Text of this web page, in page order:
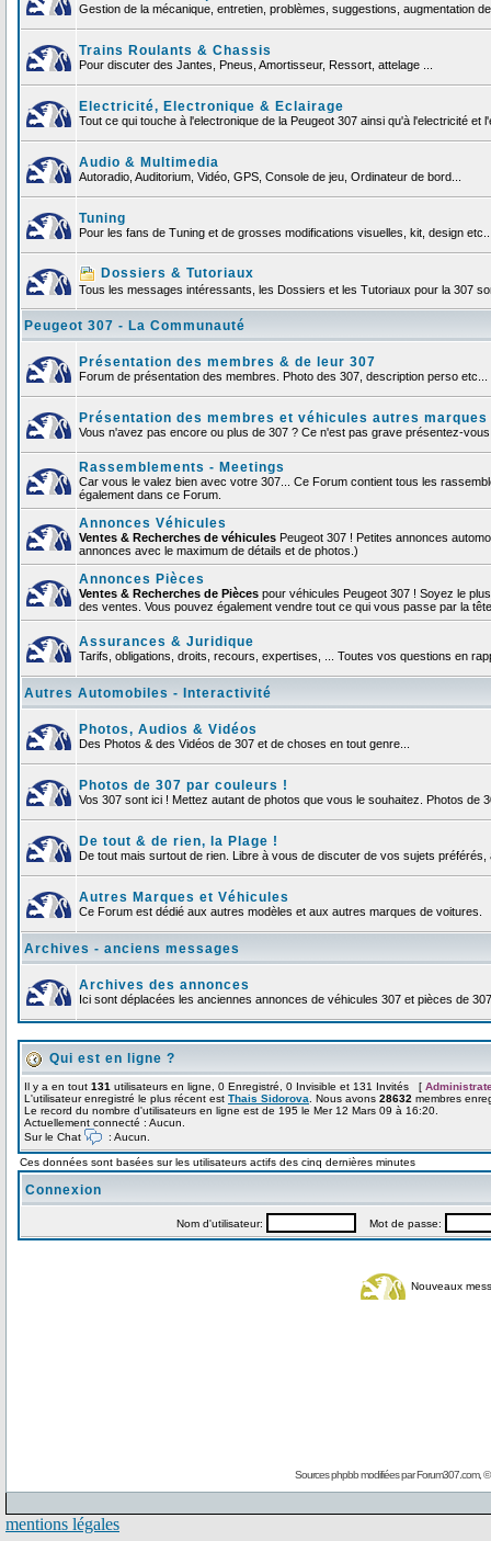
Gestion de la mécanique, entretien, problèmes, suggestions, augmentation
Trains Roulants & Chassis
Pour discuter des Jantes, Pneus, Amortisseur, Ressort, attelage ...
Electricité, Electronique & Eclairage
Tout ce qui touche à l'electronique de la Peugeot 307 ainsi qu'à l'electricité et
Audio & Multimedia
Autoradio, Auditorium, Vidéo, GPS, Console de jeu, Ordinateur de bord...
Tuning
Pour les fans de Tuning et de grosses modifications visuelles, kit, design
Dossiers & Tutoriaux
Tous les messages intéressants, les Dossiers et les Tutoriaux pour la 307
Peugeot 307 - La Communauté
Présentation des membres & de leur 307
Forum de présentation des membres. Photo des 307, description perso
Présentation des membres et véhicules autres marques
Vous n'avez pas encore ou plus de 307 ? Ce n'est pas grave présentez-
Rassemblements - Meetings
Car vous le valez bien avec votre 307... Ce Forum contient tous les
également dans ce Forum.
Annonces Véhicules
Ventes & Recherches de véhicules Peugeot 307 ! Petites annonces
annonces avec le maximum de détails et de photos.)
Annonces Pièces
Ventes & Recherches de Pièces pour véhicules Peugeot 307 ! Soyez le
des ventes. Vous pouvez également vendre tout ce qui vous passe par la
Assurances & Juridique
Tarifs, obligations, droits, recours, expertises, ... Toutes vos questions en
Autres Automobiles - Interactivité
Photos, Audios & Vidéos
Des Photos & des Vidéos de 307 et de choses en tout genre...
Photos de 307 par couleurs !
Vos 307 sont ici ! Mettez autant de photos que vous le souhaitez. Photos de
De tout & de rien, la Plage !
De tout mais surtout de rien. Libre à vous de discuter de vos sujets
Autres Marques et Véhicules
Ce Forum est dédié aux autres modèles et aux autres marques de voitures.
Archives - anciens messages
Archives des annonces
Ici sont déplacées les anciennes annonces de véhicules 307 et pièces de 307
Qui est en ligne ?
Il y a en tout 131 utilisateurs en ligne, 0 Enregistré, 0 Invisible et 131 Invités [
L'utilisateur enregistré le plus récent est Thais Sidorova . Nous avons 28632 membres
Le record du nombre d'utilisateurs en ligne est de 195 le Mer 12 Mars 09 à 16:20.
Actuellement connecté : Aucun.
Sur le Chat
: Aucun.
Ces données sont basées sur les utilisateurs actifs des cinq dernières minutes
Connexion
Nom d'utilisateur: Mot de passe:
Nouveaux
Sources phpbb modifiées parForum307.com, ©
mentions légales